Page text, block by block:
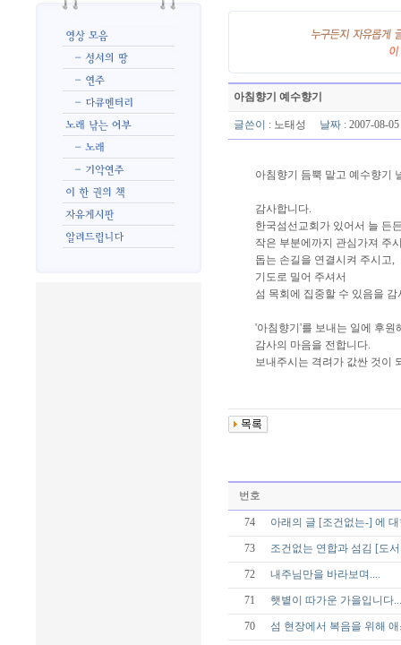
아침향기 예수향기
글쓴이 : 노태성 날짜 : 2007-08-
아침향기 듬뿍 맡고 예수향기
감사합니다.
한국섬선교회가 있어서 늘 든
작은 부분에까지 관심가져 주
돕는 손길을 연결시켜 주시고,
기도로 밀어 주셔서
섬 목회에 집중할 수 있음을 감
'아침향기'를 보내는 일에 후원
감사의 마음을 전합니다.
보내주시는 격려가 값싼 것이
번호
74 아래의 글 [조건없는-] 에
73 조건없는 연합과 섬김 [도
72 내주님만을 바라보며....
71 햇볕이 따가운 가을입니다
70 섬 현장에서 복음을 위해